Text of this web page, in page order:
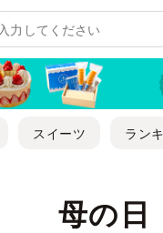
スイーツ ラン
母の日